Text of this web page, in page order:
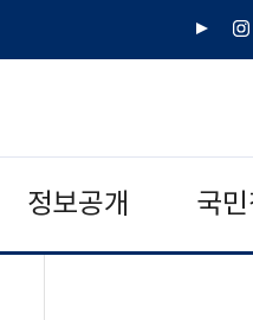
유
인
정보공개 국